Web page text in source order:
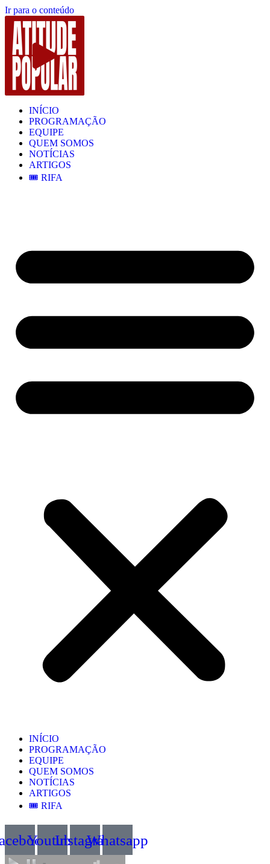
Ir para o conteúdo
INÍCIO
PROGRAMAÇÃO
EQUIPE
QUEM SOMOS
NOTÍCIAS
ARTIGOS
🎟️ RIFA
INÍCIO
PROGRAMAÇÃO
EQUIPE
QUEM SOMOS
NOTÍCIAS
ARTIGOS
🎟️ RIFA
YoutubeInstagramWhatsapp